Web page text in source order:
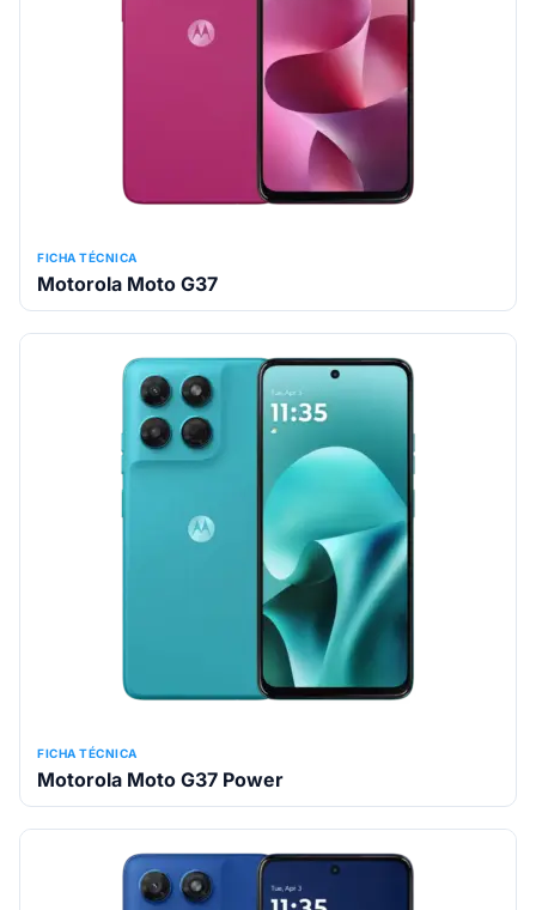
FICHA TÉCNICA
Motorola Moto G37
FICHA TÉCNICA
Motorola Moto G37 Power